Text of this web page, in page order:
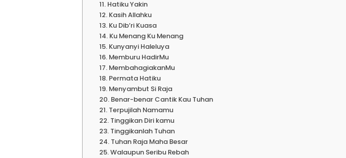
11. Hatiku Yakin
12. Kasih Allahku
13. Ku Dib’ri Kuasa
14. Ku Menang Ku Menang
15. Kunyanyi Haleluya
16. Memburu HadirMu
17. MembahagiakanMu
18. Permata Hatiku
19. Menyambut Si Raja
20. Benar-benar Cantik Kau Tuhan
21. Terpujilah Namamu
22. Tinggikan Diri kamu
23. Tinggikanlah Tuhan
24. Tuhan Raja Maha Besar
25. Walaupun Seribu Rebah